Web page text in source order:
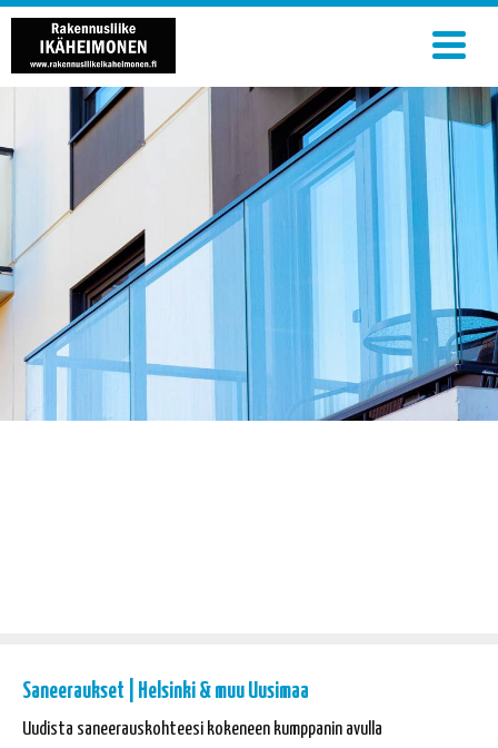
Saneeraukset | Helsinki & muu Uusimaa
Uudista saneerauskohteesi kokeneen kumppanin avulla